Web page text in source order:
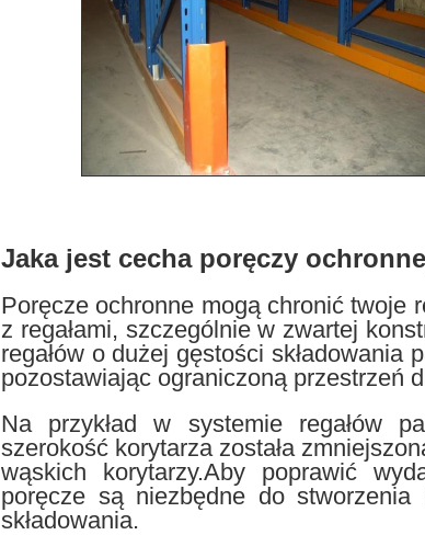
Jaka jest cecha poręczy
Poręcze ochronne mogą chronić twoje
z regałami, szczególnie w zwartej
regałów o dużej gęstości
pozostawiając ograniczoną przestrzeń
Na przykład w systemie regałów
szerokość korytarza została
wąskich korytarzy.Aby poprawić
poręcze są niezbędne do stworzenia
składowania.